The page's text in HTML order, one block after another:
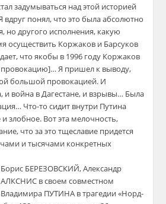
задумываться над этой историей
понял, что это была абсолютно
но другого исполнения, какую
осуществить Коржаков и Барсуков
что якобы в 1996 году Коржаков
провокацию]… Я пришел к выводу,
большой провокацией. И
и война в Дагестане, и взрывы… Была
Что-то сидит внутри Путина
злобное. Вот эта мелочность,
что за это тщеславие придется
и тысячами конкретных
Борис БЕРЕЗОВСКИЙ, Александр
в своем совместном
ПУТИНА в трагедии «Норд-